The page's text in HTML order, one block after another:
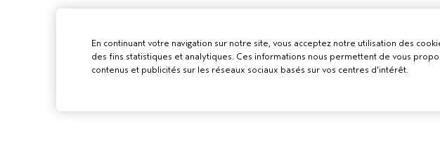
En continuant votre navigation sur notre site, vous acceptez notre utilisation des
des fins statistiques et analytiques. Ces informations nous permettent de vous
contenus et publicités sur les réseaux sociaux basés sur vos centres d'intérêt.